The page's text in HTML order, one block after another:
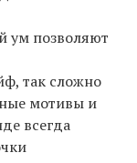
ум позволяют
так сложно
мотивы и
всегда